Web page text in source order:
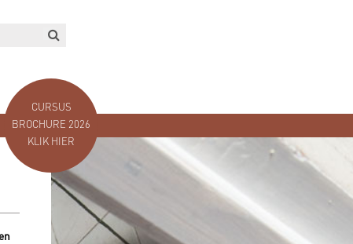
CURSUS
BROCHURE 2026
KLIK HIER